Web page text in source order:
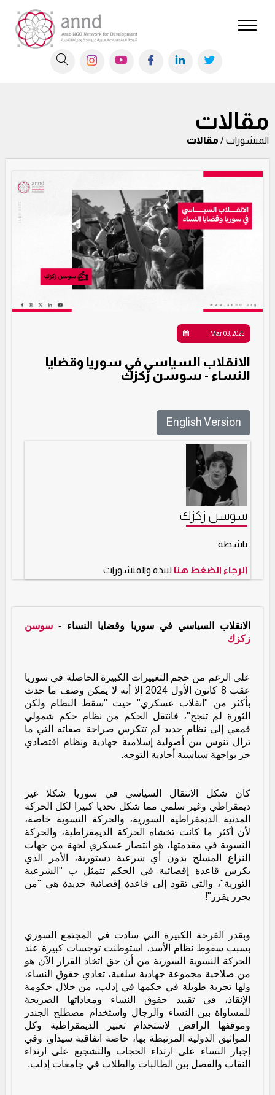
مقالات
المنشورات / مقالات
Mar 03, 2025
الانقلاب السياسي في سوريا وقضايا
النساء - سوسن زكزك
English Version
سوسن زكزك
ناشطة
الرجاء الضغط هنا لنبذة والمنشورات
الانقلاب السياسي في سوريا وقضايا النساء - سوسن
زكزك
على الرغم من حجم التغييرات الكبيرة الحاصلة في سوريا
عقب 8 كانون الأول 2024 إلا أنه لا يمكن وصف ما حدث
بأكثر من "انقلاب عسكري" حيث "سقط النظام ولكن
الثورة لم تنجح"، فانتقل الحكم من نظام حكم شمولي
قمعي إلى نظام جديد لم تتكرس صراحة صفاته التي ما
تزال تنوس بين أصولية إسلامية جهادية ونظام اقتصادي
حر بواجهة سياسية أحادية التوجه.
كان شكل الانتقال السياسي في سوريا شكلا غير
ديمقراطي وغير سلمي مما شكل تحديا كبيرا لكل الحركة
المدنية الديمقراطية السورية، والحركة النسوية خاصة،
لأن أكثر ما كانت تخشاه الحركة الديمقراطية، والحركة
النسوية في مقدمتها، هو انتصار عسكري لجهة من جهات
النزاع المسلح بدون أي شرعية دستورية، الأمر الذي
يكرس قاعدة إقصائية في الحكم تتمثل ب "الشرعية
الثورية"، والتي تقود إلى قاعدة إقصائية جديدة هي "من
يحرر يقرر"!
وبقدر الفرحة الكبيرة التي سادت في المجتمع السوري
بسبب سقوط نظام الأسد، استوطنت توجسات كبيرة عند
الحركة النسوية السورية من أن حق اتخاذ القرار الآن هو
من صلاحية مجموعة جهادية سلفية، تعادي حقوق النساء،
ولها تجربة طويلة في حكمها في إدلب، من خلال حكومة
الإنقاذ، في تقييد حقوق النساء ومعاداتها الصريحة
للمساواة بين النساء والرجال واستخدام مصطلح الجندر
وموقفها الرافض لاستخدام تعبير الديمقراطية وكل
المواثيق الدولية المرتبطة بها، خاصة اتفاقية سيداو، وفي
إجبار النساء على ارتداء الحجاب والتشجيع على ارتداء
النقاب والفصل بين الطالبات والطلاب في جامعات إدلب.